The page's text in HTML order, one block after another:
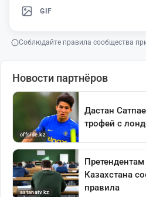
GIF
Соблюдайте правила сообщества